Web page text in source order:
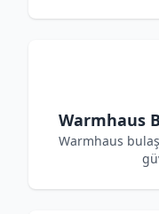
Warmhaus
Warmhaus